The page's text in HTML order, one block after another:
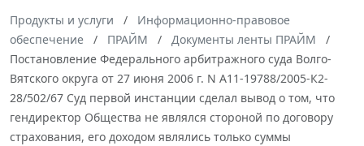
Продукты и услуги
Информационно-правовое
обеспечение
ПРАЙМ
Документы ленты ПРАЙМ
Постановление Федерального арбитражного суда Волго-
Вятского округа от 27 июня 2006 г. N А11-19788/2005-К2-
28/502/67 Суд первой инстанции сделал вывод о том, что
гендиректор Общества не являлся стороной по договору
страхования, его доходом являлись только суммы